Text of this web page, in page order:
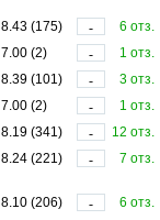
8.43 (175) -
6 отз.
7.00 (2) -
1 отз.
8.39 (101) -
3 отз.
7.00 (2) -
1 отз.
8.19 (341) -
12 отз.
8.24 (221) -
7 отз.
8.10 (206) -
6 отз.